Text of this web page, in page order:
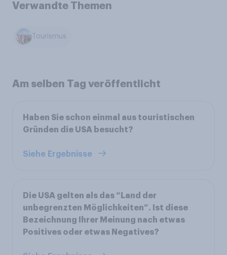
Verwandte Themen
Tourismus
Am selben Tag veröffentlicht
Haben Sie schon einmal aus touristischen
Gründen die USA besucht?
Siehe Ergebnisse
Die USA gelten als das “Land der
unbegrenzten Möglichkeiten”. Ist diese
Bezeichnung Ihrer Meinung nach etwas
Positives oder etwas Negatives?